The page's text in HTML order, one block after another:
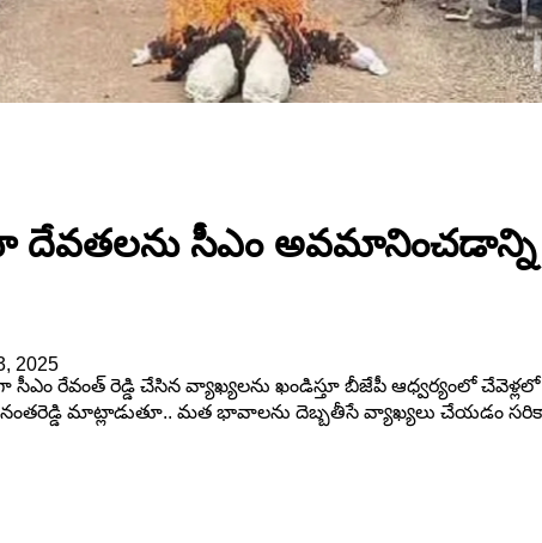
దేవతలను సీఎం అవమానించడాన్ని
2025
రేవంత్ రెడ్డి చేసిన వ్యాఖ్యలను ఖండిస్తూ బీజేపీ ఆధ్వర్యంలో
మాట్లాడుతూ.. మత భావాలను దెబ్బతీసే వ్యాఖ్యలు చేయడం